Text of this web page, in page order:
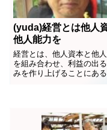
その2. 揚げ足...
(yuda)経営とは他人
他人能力を
経営とは、他人資本と他
を組み合わせ、利益の出
みを作り上げることにあ
この地区は職人オーナーが
的に多いので、湯田さんは